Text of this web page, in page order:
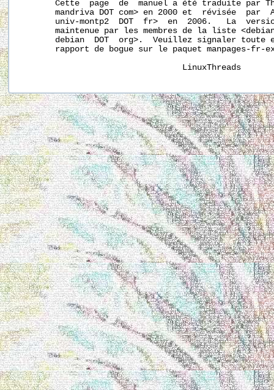
Cette  page  de  manuel a été traduite par
mandriva DOT com> en 2000 et  révisée  par
univ-montp2  DOT  fr>  en  2006.   La
maintenue par les membres de la liste
debian  DOT  org>.  Veuillez signaler toute
rapport de bogue sur le paquet manpages-fr-